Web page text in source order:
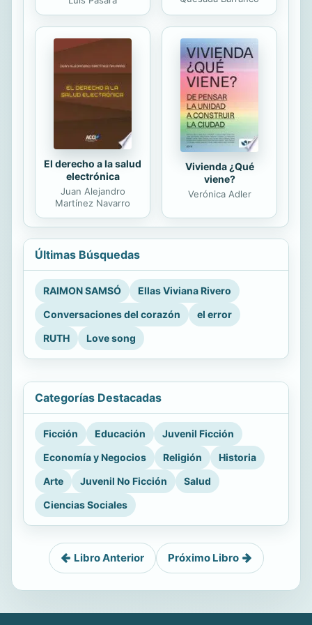
El derecho a la salud
electrónica
Juan Alejandro
Martínez Navarro
Vivienda ¿Qué
viene?
Verónica Adler
Últimas Búsquedas
RAIMON SAMSÓ
Ellas Viviana Rivero
Conversaciones del corazón
el error
RUTH
Love song
Categorías Destacadas
Ficción Educación
Juvenil Ficción
Economía y Negocios
Religión
Historia
Arte
Juvenil No Ficción
Salud
Ciencias Sociales
Libro Anterior Próximo Libro